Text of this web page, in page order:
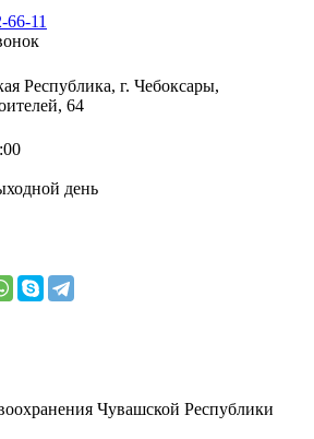
66-11
Республика, г. Чебоксары,
64
день
Чувашской Республики